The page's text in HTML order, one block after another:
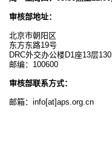
审核部地址：
北京市朝阳区
东方东路19号
DRC外交办公楼D1座13层
邮编：100600
审核部联系方式：
邮箱：info[at]aps.org.cn